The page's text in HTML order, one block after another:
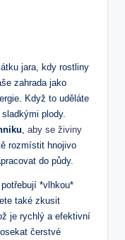
jara, kdy rostliny
zahrada jako
Když to uděláte
plody.
aby se živiny
rozmístit hnojivo
do půdy.
*vlhkou*
také zkusit
je rychlý a efektivní
čerstvé